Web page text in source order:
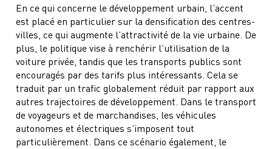
En ce qui concerne le développement urbain, l’accent
est placé en particulier sur la densification des centres-
villes, ce qui augmente l’attractivité de la vie urbaine. De
plus, le politique vise à renchérir l’utilisation de la
voiture privée, tandis que les transports publics sont
encouragés par des tarifs plus intéressants. Cela se
traduit par un trafic globalement réduit par rapport aux
autres trajectoires de développement. Dans le transport
de voyageurs et de marchandises, les véhicules
autonomes et électriques s’imposent tout
particulièrement. Dans ce scénario également, le